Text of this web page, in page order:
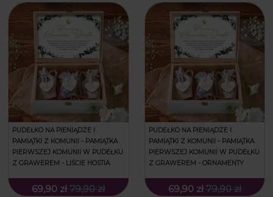
PUDEŁKO NA PIENIĄDZE I
PAMIĄTKI Z KOMUNII - PAMIĄTKA
PIERWSZEJ KOMUNII W PUDEŁKU
Z GRAWEREM - LIŚCIE HOSTIA
69,90 zł 79,90 zł
PUDEŁKO NA PIENIĄDZE I
PAMIĄTKI Z KOMUNII - PAMIĄTKA
PIERWSZEJ KOMUNII W PUDEŁKU
Z GRAWEREM - ORNAMENTY
69,90 zł 79,90 zł